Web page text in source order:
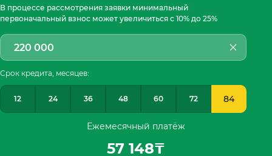
В процессе рассмотрения заявки минимальный
первоначальный взнос может увеличиться с 10% до 25%
Срок кредита, месяцев:
12 24 36 48 60 72 84
Ежемесячный платёж
57 148₸